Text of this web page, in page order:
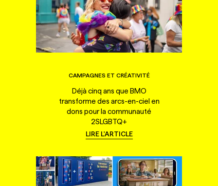
CAMPAGNES ET CRÉATIVITÉ
Déjà cinq ans que BMO
transforme des arcs-en-ciel en
dons pour la communauté
2SLGBTQ+
LIRE L'ARTICLE